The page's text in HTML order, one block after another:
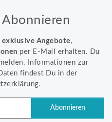
exklusive Angebote,
per E-Mail erhalten. Du
Informationen zur
findest Du in der
.
Abonnieren